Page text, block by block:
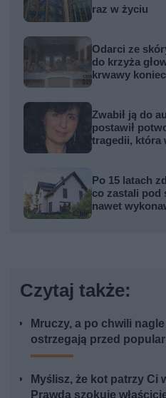
raz w życiu
Odarci ze
do krzyża
krwawy
Zwabił ją do
postawił
tragedii, która
Po 15 latach
co zastali pod
nawet
Czytaj także:
Mruczy, a po chwili
ostrzegają przed
Myślisz, że kot patrzy Ci
Prawda szokuje